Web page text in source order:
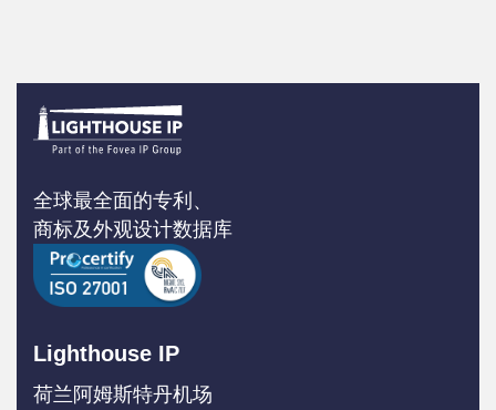
全球最全面的专利、
商标及外观设计数据库
Lighthouse IP
荷兰阿姆斯特丹机场